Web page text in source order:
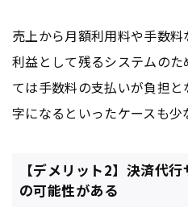
売上から月額利用料や手数
利益として残るシステムの
ては手数料の支払いが負担
字になるといったケースも少
【デメリット2】決済代
の可能性がある